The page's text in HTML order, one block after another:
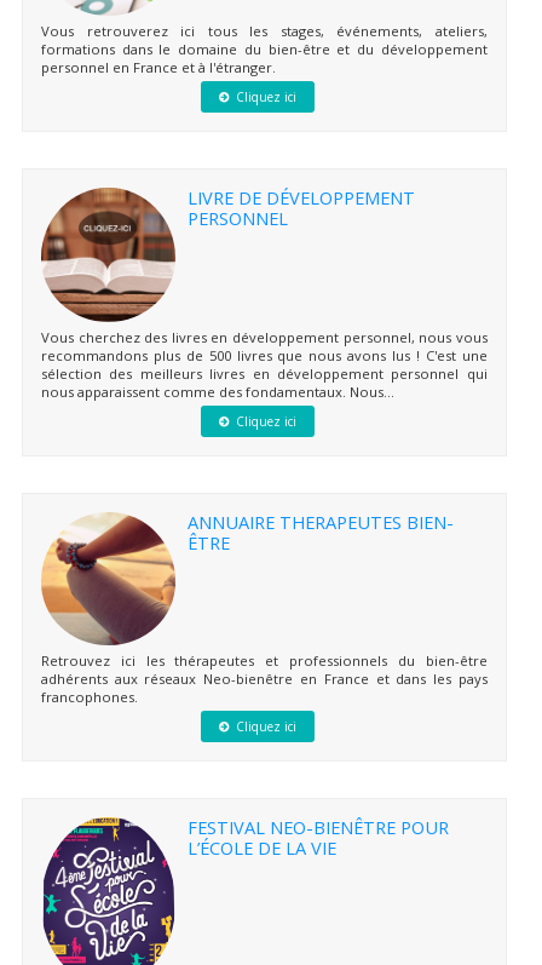
Vous retrouverez ici tous les stages, événements, ateliers,
formations dans le domaine du bien-être et du développement
personnel en France et à l'étranger.
Cliquez ici
LIVRE DE DÉVELOPPEMENT
PERSONNEL
Vous cherchez des livres en développement personnel, nous vous
recommandons plus de 500 livres que nous avons lus ! C'est une
sélection des meilleurs livres en développement personnel qui
nous apparaissent comme des fondamentaux. Nous...
Cliquez ici
ANNUAIRE THERAPEUTES BIEN-
ÊTRE
Retrouvez ici les thérapeutes et professionnels du bien-être
adhérents aux réseaux Neo-bienêtre en France et dans les pays
francophones.
Cliquez ici
FESTIVAL NEO-BIENÊTRE POUR
L’ÉCOLE DE LA VIE